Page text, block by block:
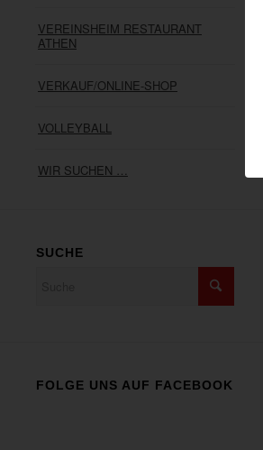
VEREINSHEIM RESTAURANT
ATHEN
VERKAUF/ONLINE-SHOP
VOLLEYBALL
WIR SUCHEN …
SUCHE
FOLGE UNS AUF FACEBOOK